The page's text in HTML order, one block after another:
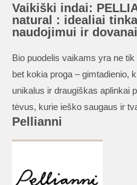
Vaikiški indai:
natural : idealiai
naudojimui ir dovanai
Bio puodelis vaikams yra ne
bet kokia proga – gimtadienio,
unikalus ir draugiškas aplinkai
tėvus, kurie ieško saugaus ir
Pellianni